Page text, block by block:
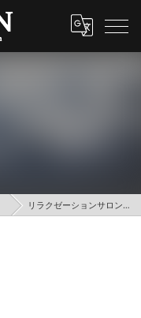
リラクゼーションサロンCOTO